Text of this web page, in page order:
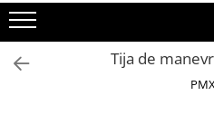
Grătare barbeque din fontă
România
Grătare tehnice din fontă
Vase de gătit din fontă România
Tija de